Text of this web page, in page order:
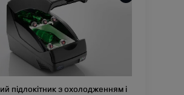
підлокітник з охолодженням і